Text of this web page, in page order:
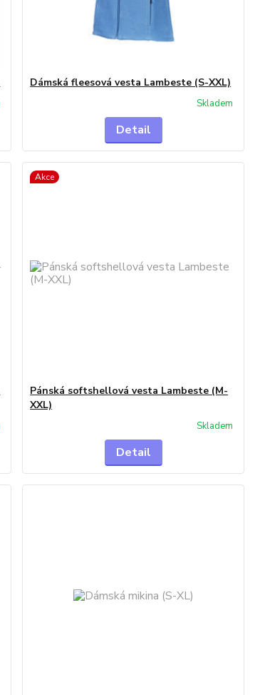
Dámská fleesová vesta Lambeste (S-XXL)
Skladem
Detail
Akce
Pánská softshellová vesta Lambeste (M-
XXL)
Skladem
Detail